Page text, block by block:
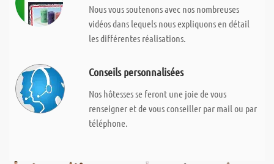
Nous vous soutenons avec nos nombreuses
vidéos dans lequels nous expliquons en détail
les différentes réalisations.
Conseils personnalisées
Nos hôtesses se feront une joie de vous
renseigner et de vous conseiller par mail ou par
téléphone.